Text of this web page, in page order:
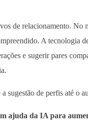
de relacionamento. No
A tecnologia
e sugerir pares
sugestão de perfis até o
ajuda da IA para